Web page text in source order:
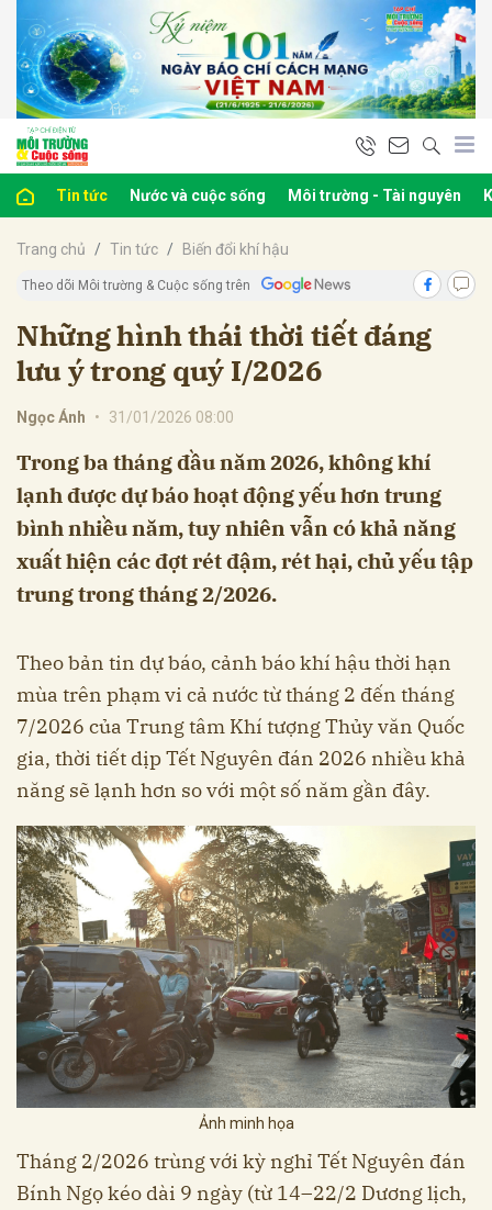
Tin tức Nước và cuộc sống Môi trường - Tài nguyên
Trang chủ Tin tức Biến đổi khí hậu
Theo dõi Môi trường & Cuộc sống trên
Những hình thái thời tiết đáng
lưu ý trong quý I/2026
Ngọc Ánh • 31/01/2026 08:00
Trong ba tháng đầu năm 2026, không khí
lạnh được dự báo hoạt động yếu hơn trung
bình nhiều năm, tuy nhiên vẫn có khả năng
xuất hiện các đợt rét đậm, rét hại, chủ yếu tập
trung trong tháng 2/2026.
Theo bản tin dự báo, cảnh báo khí hậu thời hạn
mùa trên phạm vi cả nước từ tháng 2 đến tháng
7/2026 của Trung tâm Khí tượng Thủy văn Quốc
gia, thời tiết dịp Tết Nguyên đán 2026 nhiều khả
năng sẽ lạnh hơn so với một số năm gần đây.
Ảnh minh họa
Tháng 2/2026 trùng với kỳ nghỉ Tết Nguyên đán
Bính Ngọ kéo dài 9 ngày (từ 14–22/2 Dương lịch,
luận